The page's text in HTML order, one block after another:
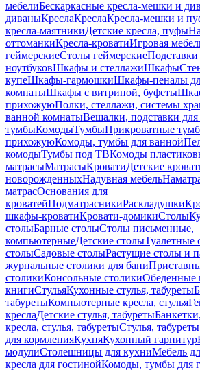
мебелиБескаркасные кресла-мешки и
диваныКреслаКреслаКресла-мешки и
кресла-маятникиДетские кресла, пуфы
оттоманкиКресла-кроватиИгровая
геймерскиеСтолы геймерскиеПодставки
ноутбуковШкафы и стеллажиШкафы
купеШкафы-гармошкиШкафы-пеналы
комнатыШкафы с витриной, буфеты
прихожуюПолки, стеллажи, системы
ванной комнатыВешалки, подставки для
тумбыКомодыТумбыПрикроватные
прихожуюКомоды, тумбы для ванной
комодыТумбы под ТВКомоды
матрасыМатрасыКроватиДетские
новорожденныхНадувная мебель
матрасОснования для
кроватейПодматрасникиРаскладушки
шкафы-кроватиКровати-домикиСтолы
столыБарные столыСтолы письменные,
компьютерныеДетские столыТуалетные
столыСадовые столыРастущие столы и
журнальные столики для бани
столикиКонсольные столикиОбеденные
книгиСтульяКухонные стулья, табуреты
табуретыКомпьютерные кресла, стулья
креслаДетские стулья, табуреты
кресла, стулья, табуретыСтулья,
для кормленияКухняКухонный гарнитур
модулиСтолешницы для кухниМебель
кресла для гостинойКомоды, тумбы для